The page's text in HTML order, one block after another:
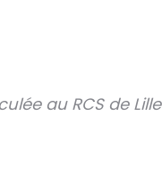
au RCS de Lille